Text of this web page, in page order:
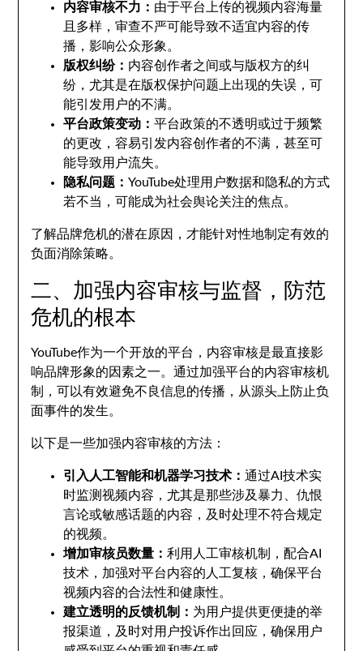
内容审核不力： 由于平台上传的视频内容海量
且多样，审查不严可能导致不适宜内容的传
播，影响公众形象。
版权纠纷： 内容创作者之间或与版权方的纠
纷，尤其是在版权保护问题上出现的失误，可
能引发用户的不满。
平台政策变动：平台政策的不透明或过于频繁
的更改，容易引发内容创作者的不满，甚至可
能导致用户流失。
隐私问题：YouTube处理用户数据和隐私的方式
若不当，可能成为社会舆论关注的焦点。
了解品牌危机的潜在原因，才能针对性地制定有效的
负面消除策略。
二、加强内容审核与监督，防范
危机的根本
YouTube作为一个开放的平台，内容审核是最直接影
响品牌形象的因素之一。通过加强平台的内容审核机
制，可以有效避免不良信息的传播，从源头上防止负
面事件的发生。
以下是一些加强内容审核的方法：
引入人工智能和机器学习技术：通过AI技术实
时监测视频内容，尤其是那些涉及暴力、仇恨
言论或敏感话题的内容，及时处理不符合规定
的视频。
增加审核员数量：利用人工审核机制，配合AI
技术，加强对平台内容的人工复核，确保平台
视频内容的合法性和健康性。
建立透明的反馈机制： 为用户提供更便捷的举
报渠道，及时对用户投诉作出回应，确保用户